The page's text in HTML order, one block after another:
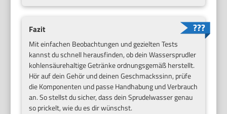
Fazit
Mit einfachen Beobachtungen und gezielten Tests
kannst du schnell herausfinden, ob dein Wassersprudler
kohlensäurehaltige Getränke ordnungsgemäß herstellt.
Hör auf dein Gehör und deinen Geschmackssinn, prüfe
die Komponenten und passe Handhabung und Verbrauch
an. So stellst du sicher, dass dein Sprudelwasser genau
so prickelt, wie du es dir wünschst.